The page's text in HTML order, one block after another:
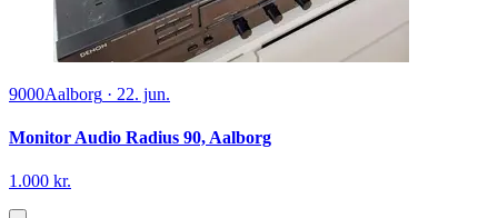
9000Aalborg · 22. jun.
Monitor Audio Radius 90, Aalborg
1.000 kr.